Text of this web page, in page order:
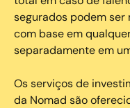
segurados podem ser
com base em
separadamente em
Os serviços de
da Nomad são